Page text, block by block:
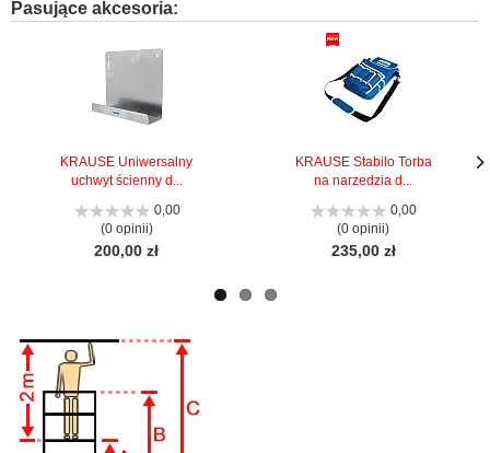
Pasujące akcesoria:
KRAUSE Uniwersalny
uchwyt ścienny d...
0,00
(0 opinii)
200,00 zł
KRAUSE Stabilo Torba
na narzedzia d...
0,00
(0 opinii)
235,00 zł